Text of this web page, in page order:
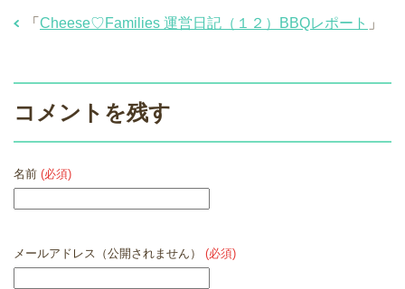
「 Cheese♡Families 運営日記（１２）BBQレポート 」
コメントを残す
名前 (必須)
メールアドレス（公開されません） (必須)